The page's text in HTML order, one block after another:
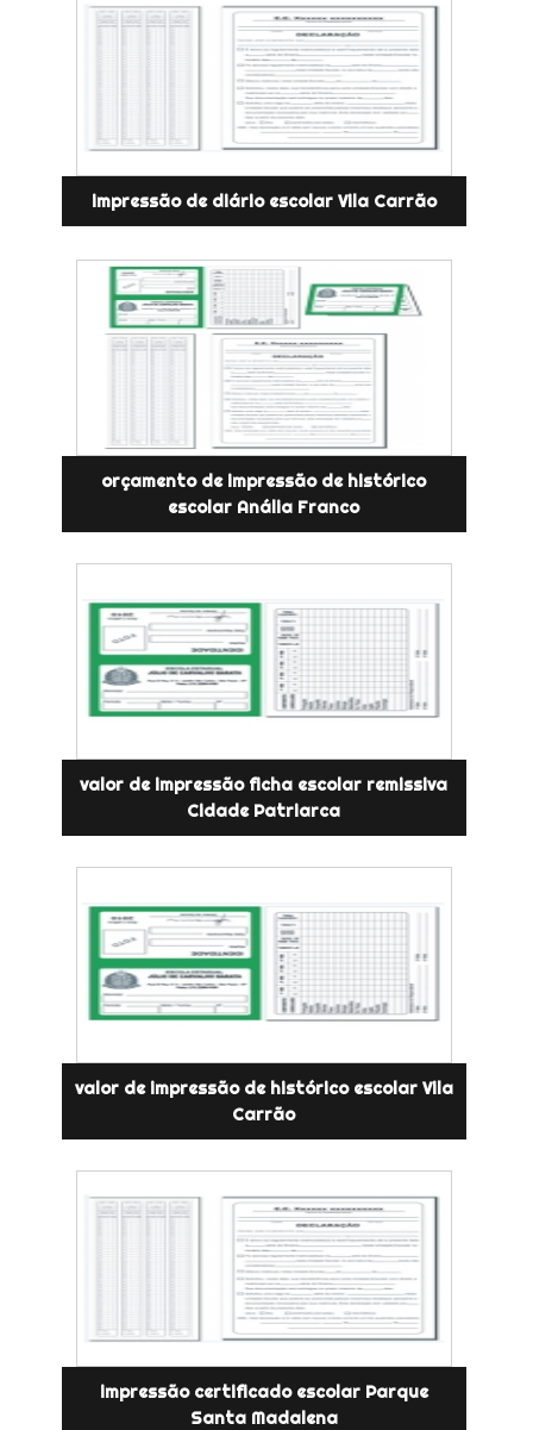
impressão de diário escolar Vila Carrão
orçamento de impressão de histórico
escolar Anália Franco
valor de impressão ficha escolar remissiva
Cidade Patriarca
valor de impressão de histórico escolar Vila
Carrão
impressão certificado escolar Parque
Santa Madalena